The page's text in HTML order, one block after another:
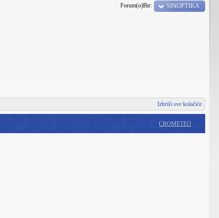
Forum(o)Bir: SINOPTIKA
Izbriši sve kolačiće
CROMETEO